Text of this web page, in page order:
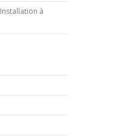
Installation à